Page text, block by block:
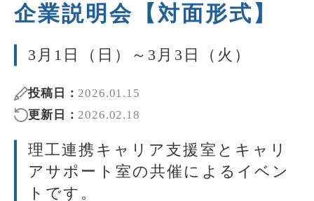
企業説明会【対面形式】
3月1日（日）～3月3日（火）
投稿日：2026.01.15
更新日：2026.02.18
理工連携キャリア支援室とキャリ
アサポート室の共催によるイベン
トです。